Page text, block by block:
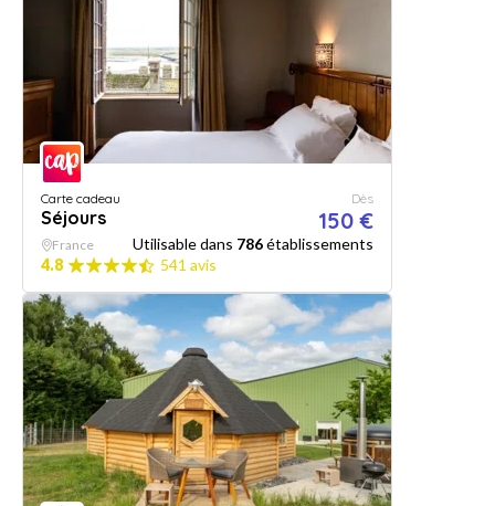
Carte cadeau
Séjours
Dès
150 €
France Utilisable dans 786établissements
4.8
541 avis